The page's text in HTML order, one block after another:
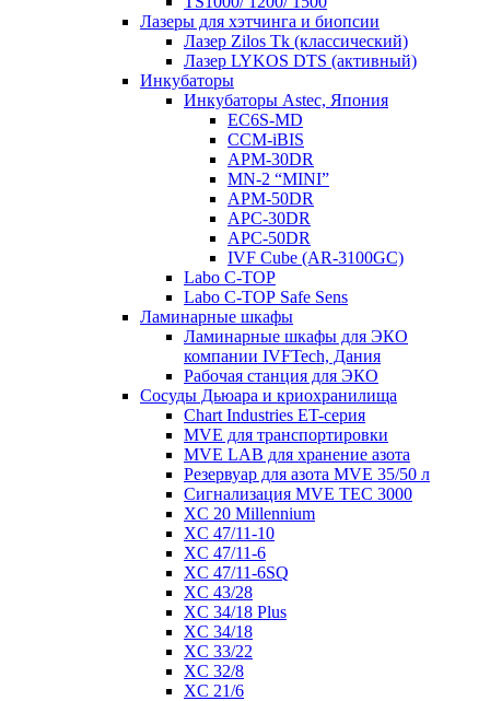
Лазеры для хэтчинга и биопсии
Лазер Zilos Tk (классический)
Лазер LYKOS DTS (активный)
Инкубаторы
Инкубаторы Astec, Япония
EC6S-MD
CCM-iBIS
APM-30DR
MN-2 “MINI”
APM-50DR
APC-30DR
APC-50DR
IVF Cube (AR-3100GC)
Labo С-ТОР
Labo С-ТОР Safe Sens
Ламинарные шкафы
Ламинарные шкафы для ЭКО
компании IVFTech, Дания
Рабочая станция для ЭКО
Сосуды Дьюара и криохранилища
Chart Industries ET-серия
MVE для транспортировки
MVE LAB для хранение азота
Резервуар для азота MVE 35/50 л
Сигнализация MVE TEC 3000
XC 20 Millennium
XC 47/11-10
XC 47/11-6
XC 47/11-6SQ
XC 43/28
XC 34/18 Plus
XC 34/18
XC 33/22
XC 32/8
XC 21/6